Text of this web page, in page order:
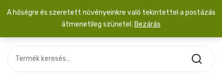
SZOBANÖVÉNY
A hőségre és szeretett növényeinkre való tekintettel a postázás
átmenetileg szünetel. Bezárás